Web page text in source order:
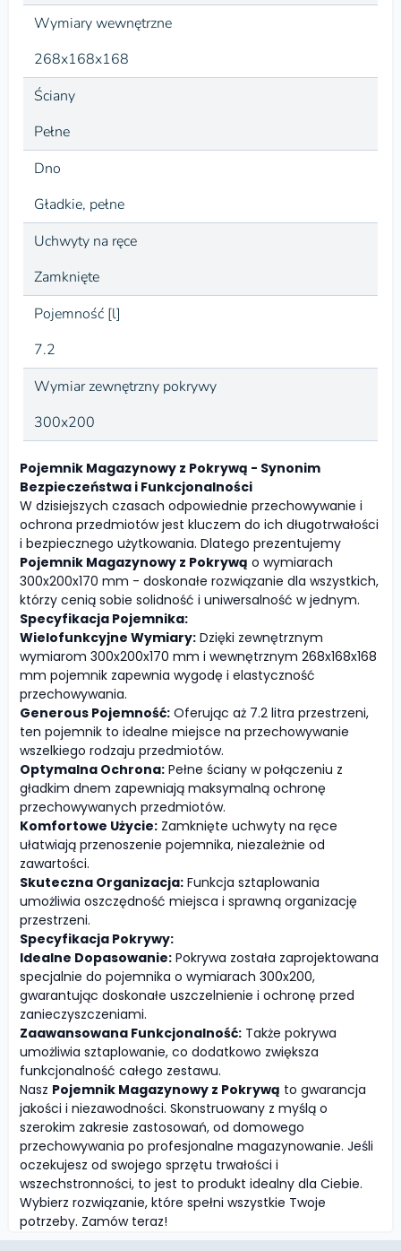
Wymiary wewnętrzne
268x168x168
Ściany
Pełne
Dno
Gładkie, pełne
Uchwyty na ręce
Zamknięte
Pojemność [l]
7.2
Wymiar zewnętrzny pokrywy
300x200
Pojemnik Magazynowy z Pokrywą - Synonim
Bezpieczeństwa i Funkcjonalności
W dzisiejszych czasach odpowiednie przechowywanie i
ochrona przedmiotów jest kluczem do ich długotrwałości
i bezpiecznego użytkowania. Dlatego prezentujemy
Pojemnik Magazynowy z Pokrywą o wymiarach
300x200x170 mm - doskonałe rozwiązanie dla wszystkich,
którzy cenią sobie solidność i uniwersalność w jednym.
Specyfikacja Pojemnika:
Wielofunkcyjne Wymiary: Dzięki zewnętrznym
wymiarom 300x200x170 mm i wewnętrznym 268x168x168
mm pojemnik zapewnia wygodę i elastyczność
przechowywania.
Generous Pojemność: Oferując aż 7.2 litra przestrzeni,
ten pojemnik to idealne miejsce na przechowywanie
wszelkiego rodzaju przedmiotów.
Optymalna Ochrona: Pełne ściany w połączeniu z
gładkim dnem zapewniają maksymalną ochronę
przechowywanych przedmiotów.
Komfortowe Użycie: Zamknięte uchwyty na ręce
ułatwiają przenoszenie pojemnika, niezależnie od
zawartości.
Skuteczna Organizacja: Funkcja sztaplowania
umożliwia oszczędność miejsca i sprawną organizację
przestrzeni.
Specyfikacja Pokrywy:
Idealne Dopasowanie: Pokrywa została zaprojektowana
specjalnie do pojemnika o wymiarach 300x200,
gwarantując doskonałe uszczelnienie i ochronę przed
zanieczyszczeniami.
Zaawansowana Funkcjonalność: Także pokrywa
umożliwia sztaplowanie, co dodatkowo zwiększa
funkcjonalność całego zestawu.
Nasz Pojemnik Magazynowy z Pokrywą to gwarancja
jakości i niezawodności. Skonstruowany z myślą o
szerokim zakresie zastosowań, od domowego
przechowywania po profesjonalne magazynowanie. Jeśli
oczekujesz od swojego sprzętu trwałości i
wszechstronności, to jest to produkt idealny dla Ciebie.
Wybierz rozwiązanie, które spełni wszystkie Twoje
potrzeby. Zamów teraz!